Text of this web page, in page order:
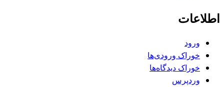
اطلاعات
ورود
خوراک ورودی‌ها
خوراک دیدگاه‌ها
وردپرس